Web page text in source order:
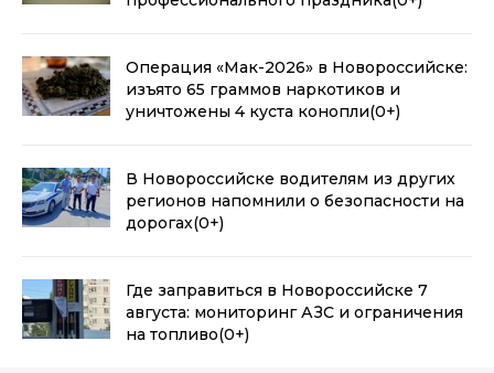
Операция «Мак-2026» в Новороссийске:
изъято 65 граммов наркотиков и
уничтожены 4 куста конопли(0+)
В Новороссийске водителям из других
регионов напомнили о безопасности на
дорогах(0+)
Где заправиться в Новороссийске 7
августа: мониторинг АЗС и ограничения
на топливо(0+)